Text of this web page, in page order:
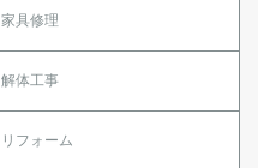
家具修理
解体工事
リフォーム